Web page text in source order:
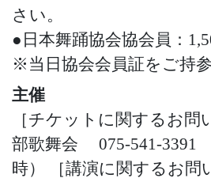
さい。
●日本舞踊協会協会員：
※当日協会会員証をご持
主催
［チケットに関するお問
部歌舞会 075‐541‐3391
時） ［講演に関するお問